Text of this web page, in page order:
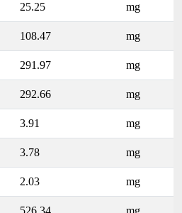
25.25 mg
108.47 mg
291.97 mg
292.66 mg
3.91 mg
3.78 mg
2.03 mg
526.34 mg